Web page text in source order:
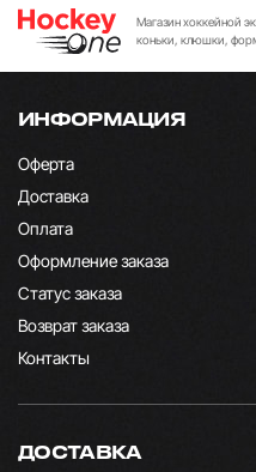
Магазин хоккейной
коньки, клюшки,
ИНФОРМАЦИЯ
Оферта
Доставка
Оплата
Оформление заказа
Статус заказа
Возврат заказа
Контакты
ДОСТАВКА